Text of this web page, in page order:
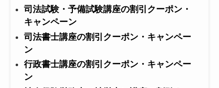
司法試験・予備試験講座の割引クーポン・
キャンペーン
司法書士講座の割引クーポン・キャンペー
ン
行政書士講座の割引クーポン・キャンペー
ン